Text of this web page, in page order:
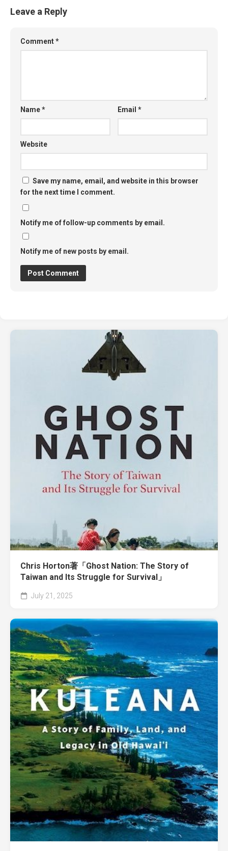
Leave a Reply
Comment*
Name* Email*
Website
Save my name, email, and website in this browser
for the next time I comment.
Notify me of follow-up comments by email.
Notify me of new posts by email.
Chris Horton著「Ghost Nation: The Story of
Taiwan and Its Struggle for Survival」
July 21, 2025